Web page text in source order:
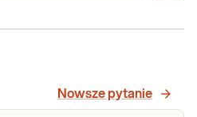
Nowsze pytanie